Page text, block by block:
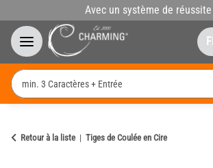
Avec un système de réussite
Retour à la liste Tiges de Coulée en Cire